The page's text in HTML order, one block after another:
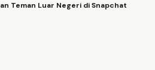
Teman Luar Negeri di Snapchat